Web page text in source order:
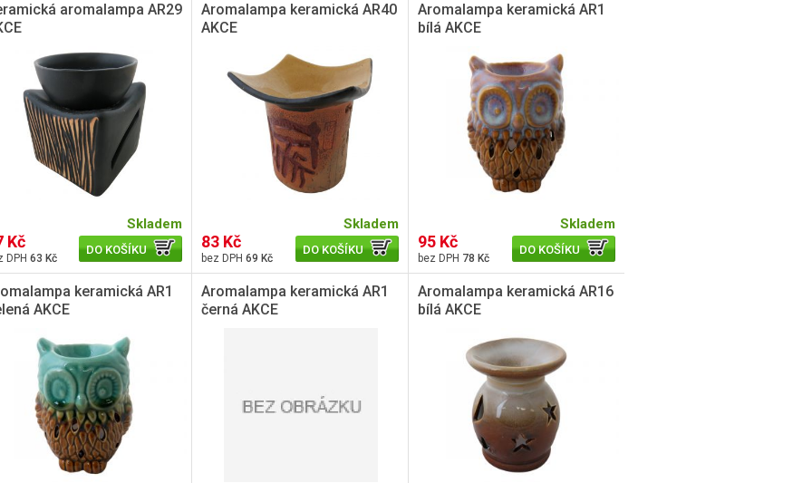
aromalampa AR29
Kč
63 Kč
Skladem
DO KOŠÍKU
Aromalampa keramická AR40
AKCE
83 Kč
69 Kč
Skladem
DO KOŠÍKU
Aromalampa keramická AR1
bílá AKCE
95 Kč
78 Kč
Skladem
DO KOŠÍKU
keramická AR1
AKCE
Aromalampa keramická AR1
černá AKCE
Aromalampa keramická AR16
bílá AKCE